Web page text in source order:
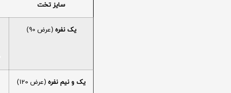
سایز تخت
یک نفره (عرض 90)
یک و نیم نفره (عرض 120)